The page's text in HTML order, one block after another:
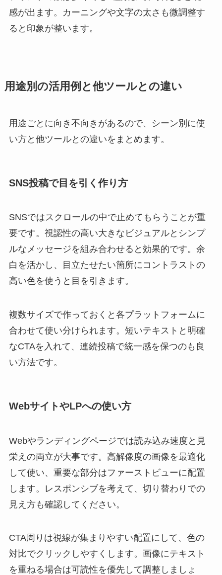
感が出ます。カーニングや文字の太さも微調整す
ると印象が整います。
用途別の活用例と他ツールとの違い
用途ごとに向き不向きがあるので、シーン別に使
い方と他ツールとの違いをまとめます。
SNS投稿で目を引く作り方
SNSではスクロールの中で止めてもらうことが重
要です。視認性の高い大きなビジュアルとシンプ
ルなメッセージを組み合わせると効果的です。余
白を活かし、目立たせたい箇所にコントラストの
高い色を使うと目を引きます。
複数サイズで作っておくと各プラットフォームに
合わせて使い分けられます。短いテキストと明確
なCTAを入れて、連続投稿で統一感を保つのも良
い方法です。
WebサイトやLPへの使い方
Webやランディングページでは読み込み速度と見
栄えの両立が大事です。高解像度の画像を最適化
して使い、重要な部分はファーストビューに配置
します。レスポンシブを考えて、切り替わりでの
見え方も確認してください。
CTA周りは視線が集まりやすい配置にして、色の
対比でクリックしやすくします。画像にテキスト
を重ねる場合は可読性を優先して調整しましょ